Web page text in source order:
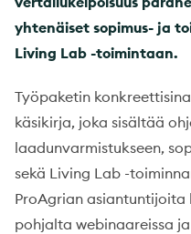
yhtenäiset sopimus- ja
Living Lab -toimintaan.
Työpaketin
käsikirja, joka sisältää
laadunvarmistukseen,
sekä Living Lab -
ProAgrian
pohjalta webinaareissa